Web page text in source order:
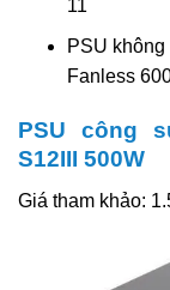
11
PSU
Fanless
PSU công
S12III 500W
Giá tham khảo: